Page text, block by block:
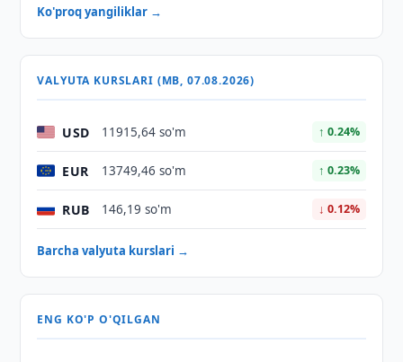
Ko'proq yangiliklar →
VALYUTA KURSLARI (MB, 07.08.2026)
USD 11915,64 so'm ↑ 0.24%
EUR 13749,46 so'm ↑ 0.23%
RUB 146,19 so'm ↓ 0.12%
Barcha valyuta kurslari →
ENG KO'P O'QILGAN